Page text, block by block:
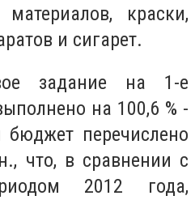
краски,
и сигарет.
задание на 1-е
на 100,6 % -
бюджет перечислено
что, в сравнении с
2012 года,